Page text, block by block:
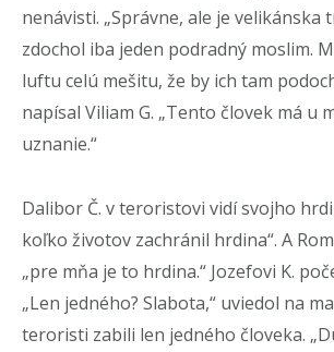
nenávisti. „Správne, ale je velikánska
zdochol iba jeden podradný moslim.
luftu celú mešitu, že by ich tam
napísal Viliam G. „Tento človek má u
uznanie.“
Dalibor Č. v teroristovi vidí svojho
koľko životov zachránil hrdina“. A
„pre mňa je to hrdina.“ Jozefovi K.
„Len jedného? Slabota,“ uviedol na
teroristi zabili len jedného človeka.